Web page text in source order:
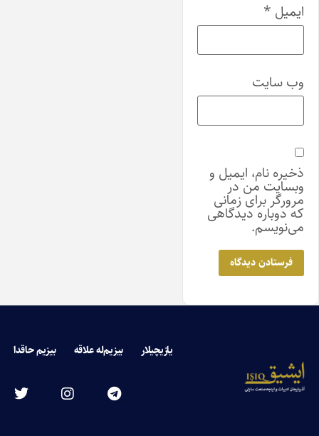
ایمیل *
وب‌ سایت
ذخیره نام، ایمیل و
وبسایت من در
مرورگر برای زمانی
که دوباره دیدگاهی
می‌نویسم.
یازیچیلار بیزیم‌له علاقه بیزیم حاقدا